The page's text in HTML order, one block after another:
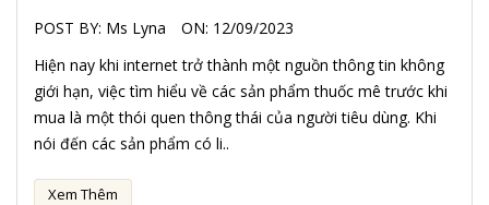
POST BY: Ms Lyna ON: 12/09/2023
Hiện nay khi internet trở thành một nguồn thông tin không
giới hạn, việc tìm hiểu về các sản phẩm thuốc mê trước khi
mua là một thói quen thông thái của người tiêu dùng. Khi
nói đến các sản phẩm có li..
Xem Thêm